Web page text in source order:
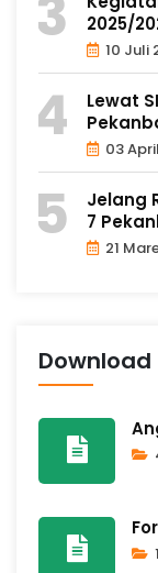
2025/
10 Juli
Lewat
03
Jelang
7
21
Download